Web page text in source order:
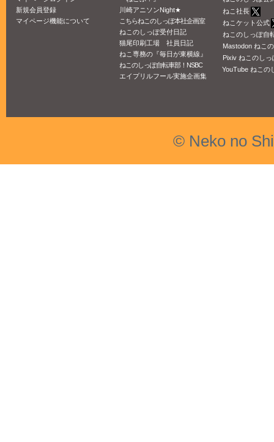
新規会員登録
マイページ機能について
川崎アニソンNight★
こちらねこのしっぽ本社企画室
ねこのしっぽ受付日記
猫尾印刷工場 社員日記
ねこ専務の『毎日が東横線』
ねこのしっぽ自転車部！NSBC
エイプリルフール実施企画集
ねこ社長
ねこケット公式
ねこのしっぽ自
Mastodon ねこ
Pixiv ねこのしっ
YouTube ねこの
© Neko no